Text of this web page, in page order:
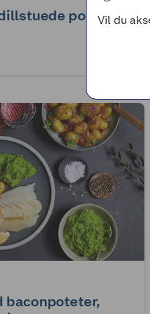
poteter
baconpoteter,
Vil du